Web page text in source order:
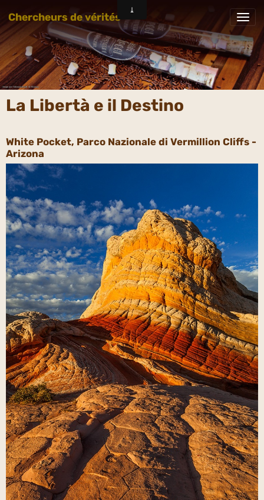
Chercheurs de vérités
La Libertà e il Destino
White Pocket, Parco Nazionale di Vermillion Cliffs -
Arizona